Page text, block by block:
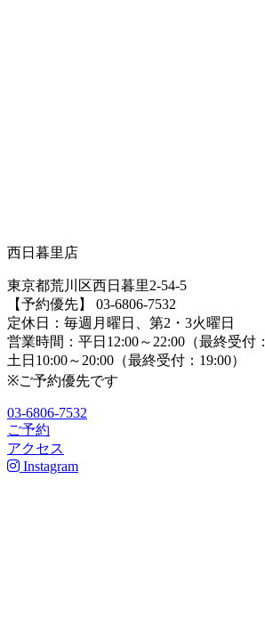
西日暮里店
東京都荒川区西日暮里2-54-5
【予約優先】 03-6806-7532
定休日：毎週月曜日、第2・3火曜日
営業時間：平日12:00～22:00（最終受付
土日10:00～20:00（最終受付：19:00）
※ご予約優先です
03-6806-7532
ご予約
アクセス
Instagram